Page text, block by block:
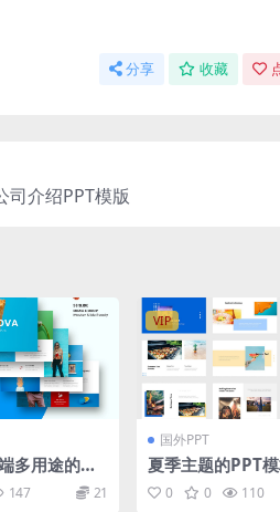
分享 收藏
司介绍PPT模版
多用途的高
商务power
演示模板（p
147 21
VIP
国外PPT
夏季主题的PPT
（PPTX）
0 0 110